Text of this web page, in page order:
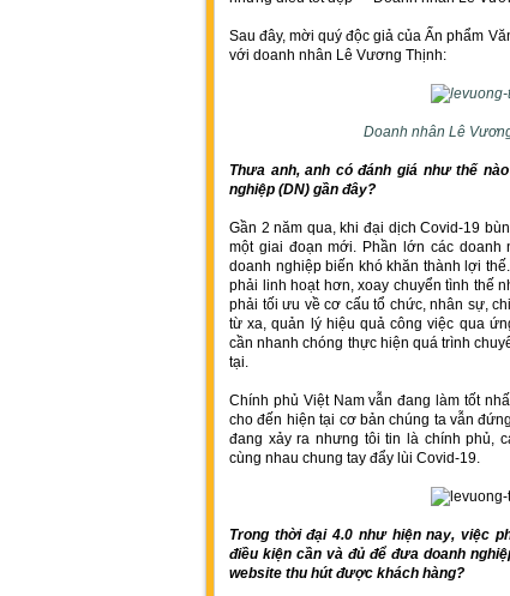
Sau đây, mời quý độc giả của Ấn phẩm
với doanh nhân Lê Vương Thịnh:
Doanh nhân Lê
Thưa anh, anh có đánh giá như thế
nghiệp (DN) gần đây?
Gần 2 năm qua, khi đại dịch Covid-19
một giai đoạn mới. Phần lớn các
doanh nghiệp biến khó khăn thành lợi
phải linh hoạt hơn, xoay chuyển tình thế
phải tối ưu về cơ cấu tổ chức, nhân sự,
từ xa, quản lý hiệu quả công việc qua
cần nhanh chóng thực hiện quá trình
tại.
Chính phủ Việt Nam vẫn đang làm tốt
cho đến hiện tại cơ bản chúng ta vẫn
đang xảy ra nhưng tôi tin là chính phủ,
cùng nhau chung tay đẩy lùi Covid-19.
Trong thời đại 4.0 như hiện nay, việc
điều kiện cần và đủ để đưa doanh
website thu hút được khách hàng?